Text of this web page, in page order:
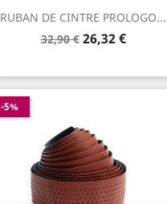
RUBAN DE CINTRE PROLOGO...
Prix
32,90 € Prix
26,32 €
-5%